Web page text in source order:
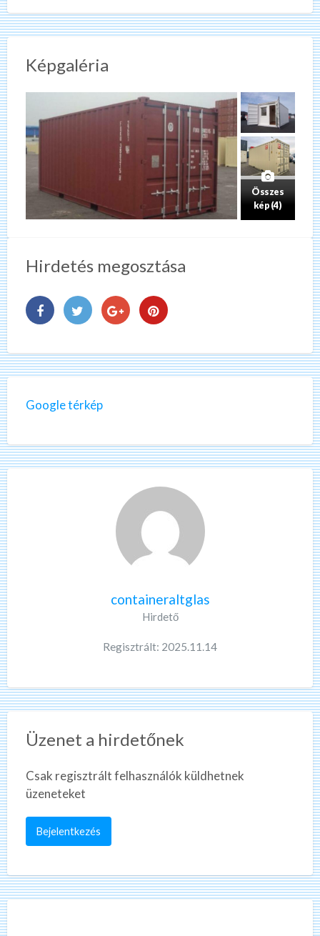
Képgaléria
Összes
kép (4)
Hirdetés megosztása
Google térkép
containeraltglas
Hirdető
Regisztrált: 2025.11.14
Üzenet a hirdetőnek
Csak regisztrált felhasználók küldhetnek
üzeneteket
Bejelentkezés